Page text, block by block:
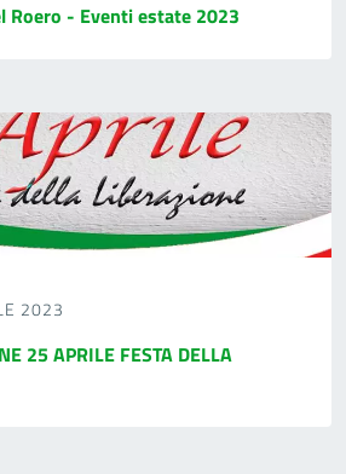
Roero - Eventi estate 2023
2023
25 APRILE FESTA DELLA